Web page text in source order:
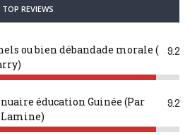
TOP REVIEWS
ou bien débandade morale (
9.2
éducation Guinée (Par
Lamine)
9.2